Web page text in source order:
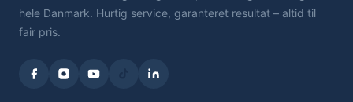
hele Danmark. Hurtig service, garanteret resultat – altid til
fair pris.